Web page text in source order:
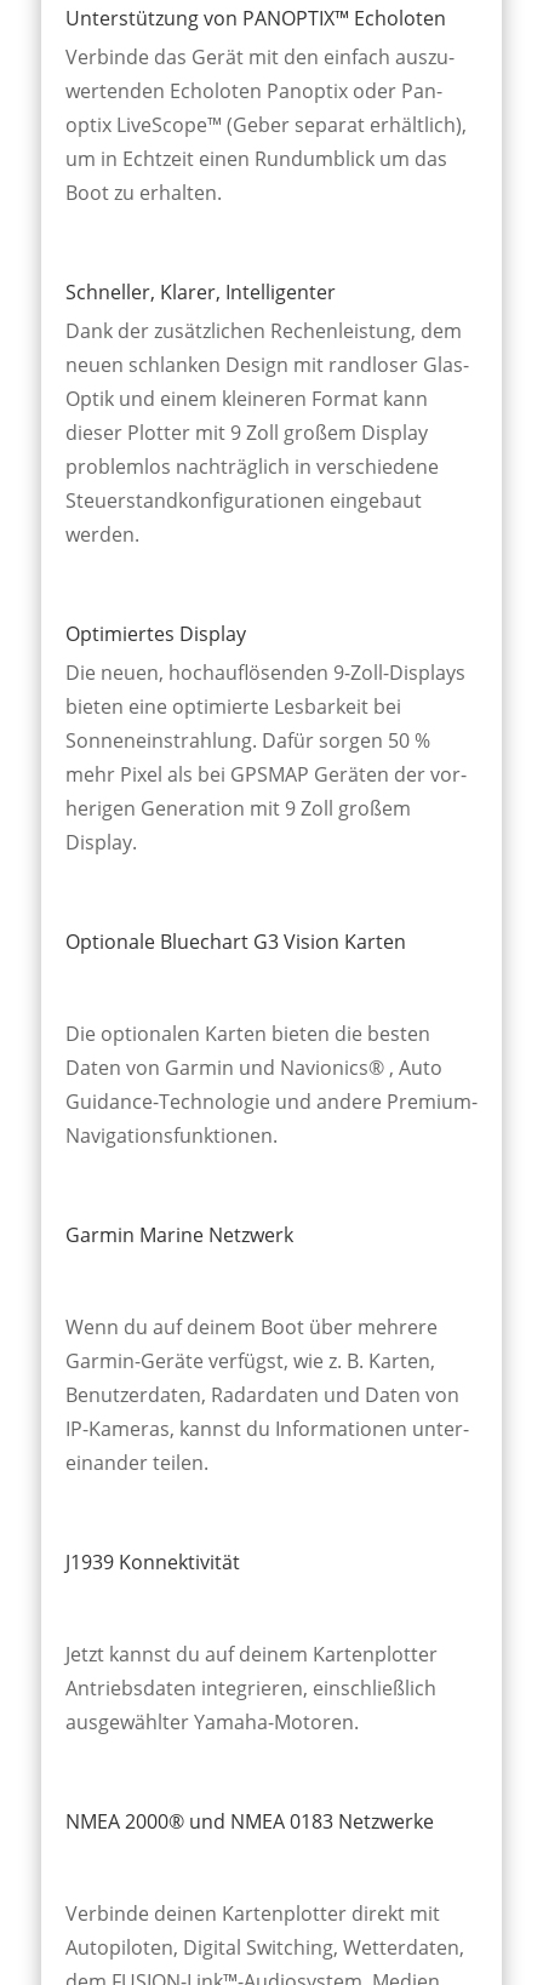
Unterstützung von PANOPTIX™ Echoloten
Verbinde das Gerät mit den ein­fach aus­zu­
wert­enden Echo­loten Pan­optix oder Pan­
optix Live­Scope™ (Geber sepa­rat er­hältl­ich),
um in Echt­zeit einen Rund­um­blick um das
Boot zu er­halten.
Schneller, Klarer, Intelligenter
Dank der zu­sätz­lichen Rechen­leist­ung, dem
neuen sch­lanken De­sign mit rand­loser Glas-
Optik und einem klein­eren For­mat kann
dieser Plotter mit 9 Zoll groß­em Dis­play
prob­lem­los nach­träg­lich in ver­schied­ene
Steuer­stand­kon­figura­tionen ein­gebaut
werden.
Optimiertes Display
Die neuen, hoch­auf­lösenden 9-Zoll-Dis­plays
bieten eine opti­mierte Les­bar­keit bei
Sonnen­ein­strahl­ung. Dafür sorgen 50 %
mehr Pixel als bei GPSMAP Geräten der vor­
her­igen Gener­ation mit 9 Zoll großem
Display.
Optionale Bluechart G3 Vision Karten
Die option­alen Karten biet­en die best­en
Daten von Garmin und Navionics® , Auto
Guid­ance-Techno­logie und an­dere Prem­ium-
Navi­gations­funktionen.
Garmin Marine Netzwerk
Wenn du auf deinem Boot über mehr­ere
Garmin-Geräte ver­fügst, wie z. B. Karten,
Ben­utzer­daten, Radar­daten und Daten von
IP-Kameras, kannst du In­format­ionen unter­
einander teilen.
J1939 Konnektivität
Jetzt kannst du auf deinem Kartenplotter
Antriebsdaten integrieren, einschließlich
ausgewählter Yamaha-Motoren.
NMEA 2000® und NMEA 0183 Netzwerke
Verbinde deinen Karten­plotter direkt mit
Auto­piloten, Digital Switch­ing, Wetter­daten,